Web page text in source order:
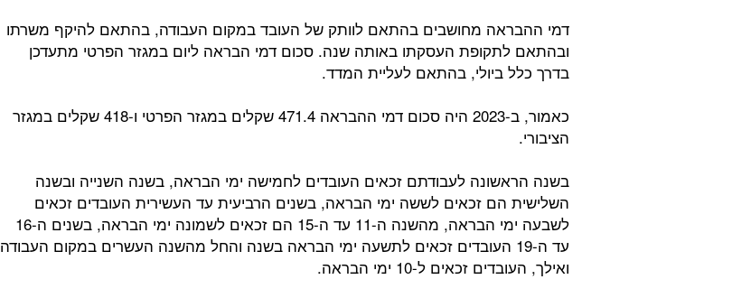
דמי ההבראה מחושבים בהתאם לוותק של העובד במקום העבודה, בהתאם להיקף משרתו
ובהתאם לתקופת העסקתו באותה שנה. סכום דמי הבראה ליום במגזר הפרטי מתעדכן
בדרך כלל ביולי, בהתאם לעליית המדד.
כאמור, ב-2023 היה סכום דמי ההבראה 471.4 שקלים במגזר הפרטי ו-418 שקלים במגזר
הציבורי.
בשנה הראשונה לעבודתם זכאים העובדים לחמישה ימי הבראה, בשנה השנייה ובשנה
השלישית הם זכאים לששה ימי הבראה, בשנים הרביעית עד העשירית העובדים זכאים
לשבעה ימי הבראה, מהשנה ה-11 עד ה-15 הם זכאים לשמונה ימי הבראה, בשנים ה-16
עד ה-19 העובדים זכאים לתשעה ימי הבראה בשנה והחל מהשנה העשרים במקום העבודה
ואילך, העובדים זכאים ל-10 ימי הבראה.